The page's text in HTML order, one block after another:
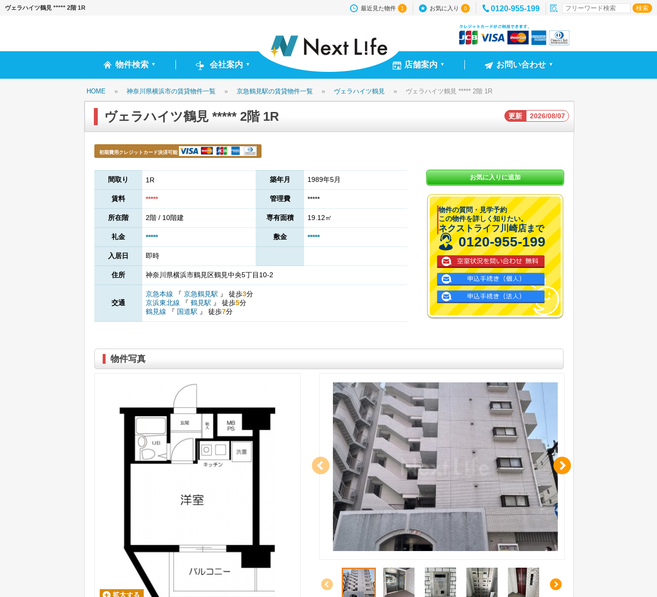
ヴェラハイツ鶴見 ***** 2階 1R 最近見た物件 1 お気に入り 0 0120-955-199
物件検索 ▼ 会社案内 ▼ 店舗案内 ▼ お問い合わせ ▼
HOME » 神奈川県横浜市の賃貸物件一覧 » 京急鶴見駅の賃貸物件一覧 » ヴェラハイツ鶴見 » ヴェラハイツ鶴見 ***** 2階 1R
ヴェラハイツ鶴見 ***** 2階 1R 更新 2026/08/07
初期費用クレジットカード決済可能
間取り 1R 築年月 1989年5月
賃料 ***** 管理費 *****
所在階 2階 / 10階建 専有面積 19.12㎡
礼金 ***** 敷金 *****
入居日 即時
住所 神奈川県横浜市鶴見区鶴見中央5丁目10-2
交通
京急本線 『 京急鶴見駅 』 徒歩3分
京浜東北線
『 鶴見駅 』 徒歩5分
鶴見線
『 国道駅 』 徒歩7分
お気に入りに追加
物件の質問・見学予約
この物件を詳しく知りたい。
ネクストライフ川崎店まで
0120-955-199
物件写真